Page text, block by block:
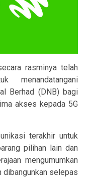
rasminya telah
menandatangani
Berhad (DNB) bagi
akses kepada 5G
terakhir untuk
pilihan lain dan
mengumumkan
dibangunkan selepas